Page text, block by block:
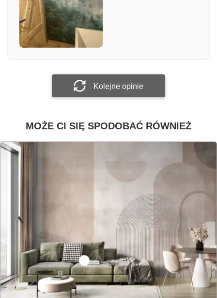
Załącz zdjęcie
Kolejne opinie
MOŻE CI SIĘ SPODOBAĆ RÓWNIEŻ